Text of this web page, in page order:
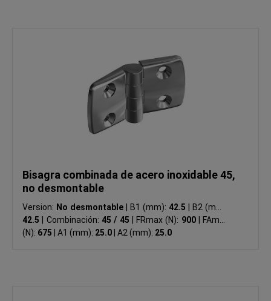
Bisagra combinada de acero inoxidable 45,
no desmontable
Version: No desmontable B1 (mm): 42.5
B2 (mm):
42.5
Combinación: 45 / 45 FRmax (N): 900
FAmax
(N): 675 A1 (mm): 25.0 A2 (mm): 25.0